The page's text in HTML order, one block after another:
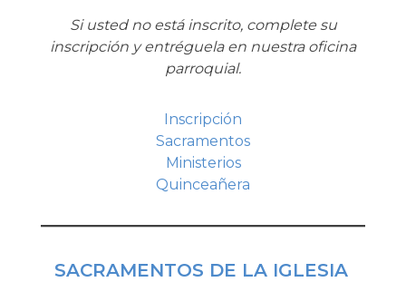
Si usted no está inscrito, complete su
inscripción y entréguela en nuestra oficina
parroquial.
Inscripción
Sacramentos
Ministerios
Quinceañera
SACRAMENTOS DE LA IGLESIA